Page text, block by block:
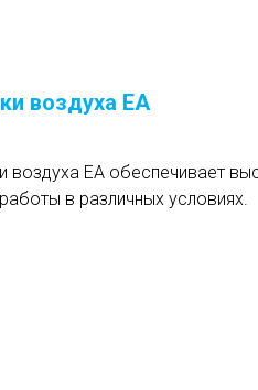
воздуха EA
воздуха EA обеспечивает
в различных условиях.